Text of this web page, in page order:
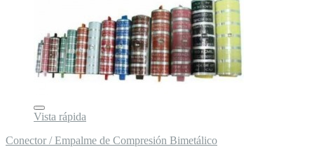
Vista rápida
Conector / Empalme de Compresión Bimetálico